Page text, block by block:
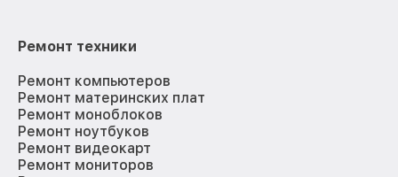
Ремонт техники
Ремонт компьютеров
Ремонт материнских плат
Ремонт моноблоков
Ремонт ноутбуков
Ремонт видеокарт
Ремонт мониторов